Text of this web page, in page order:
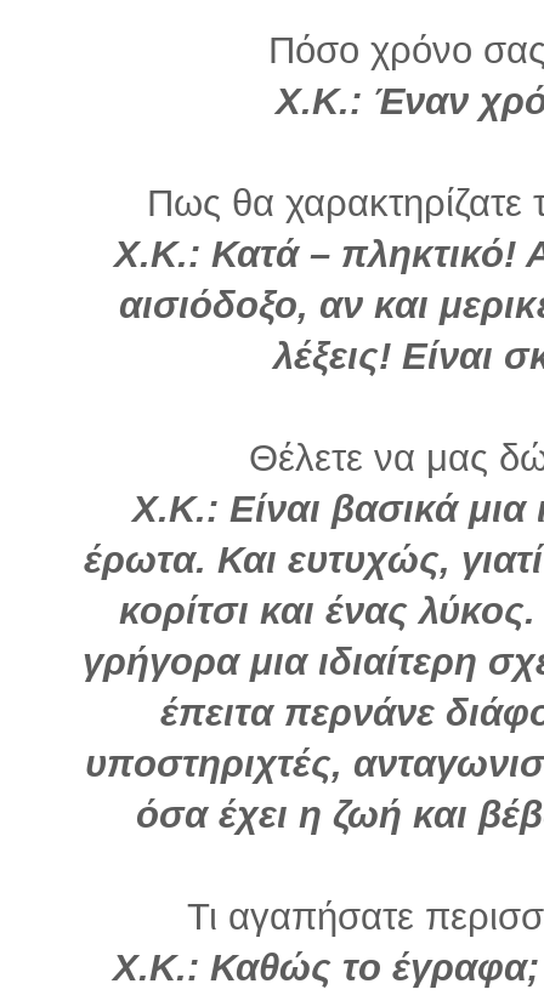
Πόσο χρόνο
Χ.Κ.: Έναν
Πως θα χαρακτηρίζατε
Χ.Κ.: Κατά – πληκτικό!
αισιόδοξο, αν και
λέξεις! Είναι
Θέλετε να μας
Χ.Κ.: Είναι βασικά μια
έρωτα. Και ευτυχώς,
κορίτσι και ένας
γρήγορα μια ιδιαίτερη
έπειτα περνάνε
υποστηριχτές,
όσα έχει η ζωή και
Τι αγαπήσατε
Χ.Κ.: Καθώς το έγραφα;